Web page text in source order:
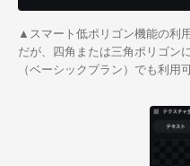
▲スマート低ポリゴン機能の利
だが、四角または三角ポリゴン
（ベーシックプラン）でも利用